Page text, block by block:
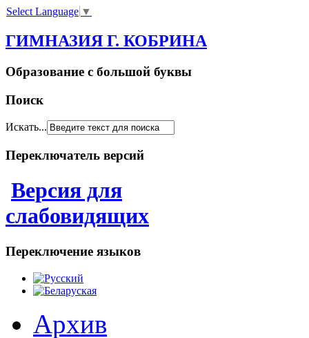
Select Language ▼
ГИМНАЗИЯ Г. КОБРИНА
Образование с большой буквы
Поиск
Искать...
Переключатель версий
Версия для
слабовидящих
Переключение языков
Архив